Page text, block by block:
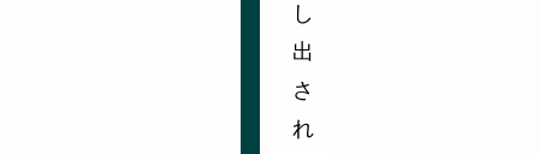
し
出
さ
れ